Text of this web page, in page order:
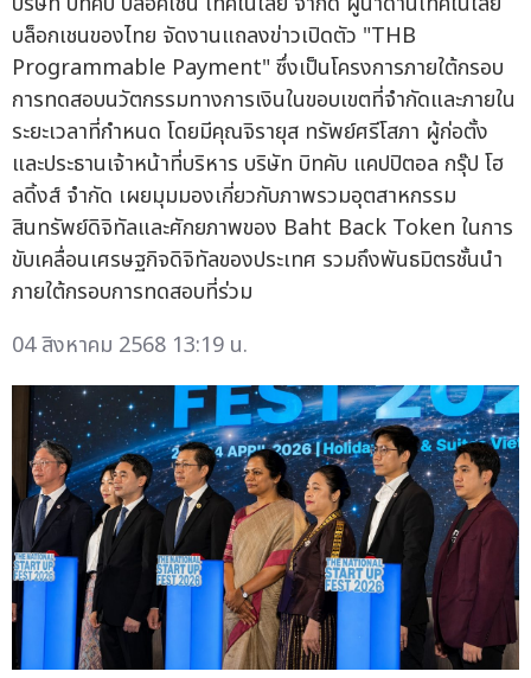
บล็อกเชนของไทย จัดงานแถลงข่าวเปิดตัว "THB
Programmable Payment" ซึ่งเป็นโครงการภายใต้กรอบ
การทดสอบนวัตกรรมทางการเงินในขอบเขตที่จำกัดและภายใน
ระยะเวลาที่กำหนด โดยมีคุณจิรายุส ทรัพย์ศรีโสภา ผู้ก่อตั้ง
และประธานเจ้าหน้าที่บริหาร บริษัท บิทคับ แคปปิตอล กรุ๊ป โฮ
ลดิ้งส์ จำกัด เผยมุมมองเกี่ยวกับภาพรวมอุตสาหกรรม
สินทรัพย์ดิจิทัลและศักยภาพของ Baht Back Token ในการ
ขับเคลื่อนเศรษฐกิจดิจิทัลของประเทศ รวมถึงพันธมิตรชั้นนำ
ภายใต้กรอบการทดสอบที่ร่วม
04 สิงหาคม 2568 13:19 น.